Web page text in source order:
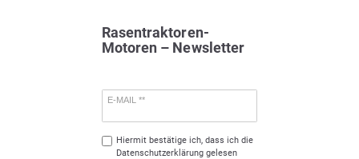
Rasentraktoren-
Motoren – Newsletter
E-MAIL **
Hiermit bestätige ich, dass ich die
Daten­schutz­erklärunggelesen